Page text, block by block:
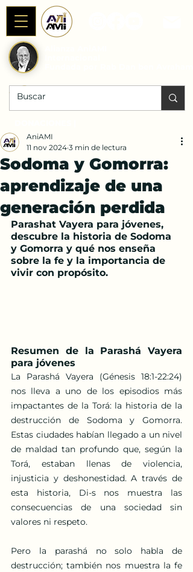
Sodoma y Gomorra:
aprendizaje de una
generación perdida
AniAMI
11 nov 2024 3 min de lectura
Parashat Vayera para jóvenes,
descubre la historia de Sodoma
y Gomorra y qué nos enseña
sobre la fe y la importancia de
vivir con propósito.
Resumen de la Parashá Vayera
para jóvenes
La Parashá Vayera (Génesis 18:1-22:24)
nos lleva a uno de los episodios más
impactantes de la Torá: la historia de la
destrucción de Sodoma y Gomorra.
Estas ciudades habían llegado a un nivel
de maldad tan profundo que, según la
Torá, estaban llenas de violencia,
injusticia y deshonestidad. A través de
esta historia, Di-s nos muestra las
consecuencias de una sociedad sin
valores ni respeto.
Pero la parashá no solo habla de
destrucción; también nos muestra la fe